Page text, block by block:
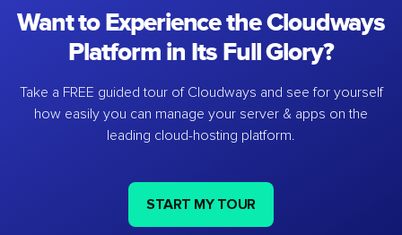
Want to Experience the Cloudways
Platform in Its Full Glory?
Take a FREE guided tour of Cloudways and see for yourself
how easily you can manage your server & apps on the
leading cloud-hosting platform.
START MY TOUR